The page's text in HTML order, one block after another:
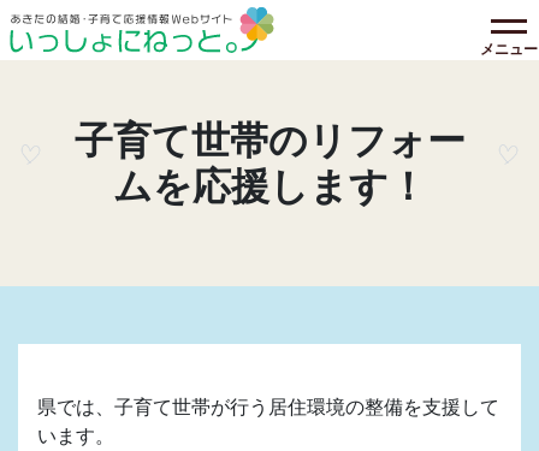
メニュー
子育て世帯のリフォー
ムを応援します！
県では、子育て世帯が行う居住環境の整備を支援して
います。